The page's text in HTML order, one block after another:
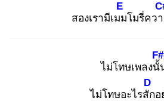
สองเรามีเมม
E
โมรี่คว
ไม่โทษเพลงนั้
ไม่โทษอะไรสัก
D
อ